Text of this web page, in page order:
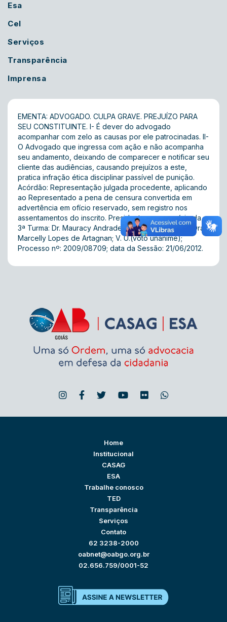
Esa
Cel
Serviços
Transparência
Imprensa
EMENTA: ADVOGADO. CULPA GRAVE. PREJUÍZO PARA
SEU CONSTITUINTE. I- É dever do advogado
acompanhar com zelo as causas por ele patrocinadas. II-
O Advogado que ingressa com ação e não acompanha
seu andamento, deixando de comparecer e notificar seu
cliente das audiências, causando prejuízos a este,
pratica infração ética disciplinar passível de punição.
Acórdão: Representação julgada procedente, aplicando
ao Representado a pena de censura convertida em
advertência em ofício reservado, sem registro nos
assentamentos do inscrito. Presidente em exercício da
3ª Turma: Dr. Mauracy Andrade de Freitas; Relatora: Dra.
Marcelly Lopes de Artagnan; V. U.(voto unânime);
Processo nº: 2009/08709; data da Sessão: 21/06/2012.
Home
Institucional
CASAG
ESA
Trabalhe conosco
TED
Transparência
Serviços
Contato
62 3238-2000
oabnet@oabgo.org.br
02.656.759/0001-52